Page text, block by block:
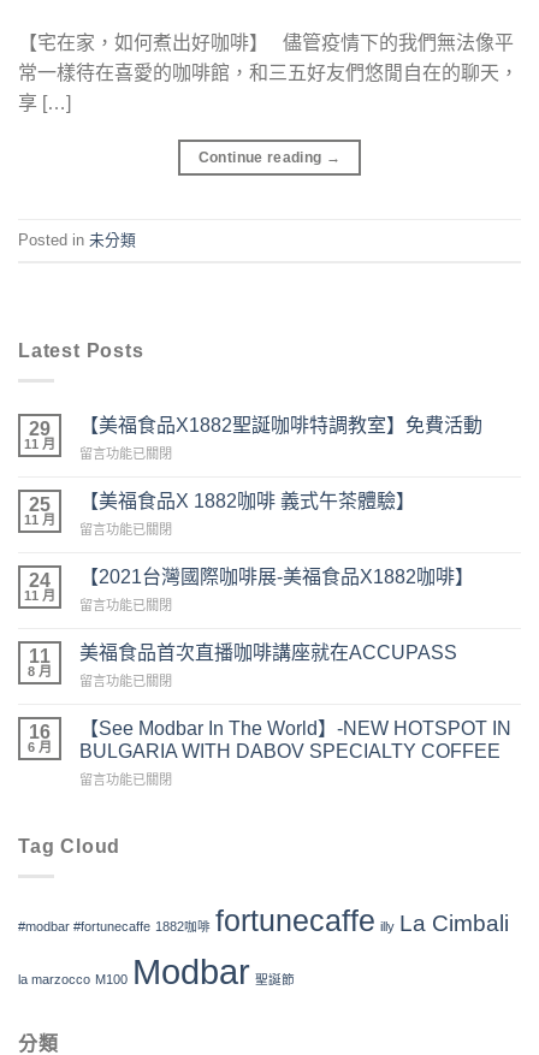
【宅在家，如何煮出好咖啡】 儘管疫情下的我們無法像平
常一樣待在喜愛的咖啡館，和三五好友們悠閒自在的聊天，
享 […]
Continue reading →
Posted in 未分類
Latest Posts
29
11 月
【美福食品X1882聖誕咖啡特調教室】免費活動
在
品
誕
咖
特
調
室】
費
活
留言功能已關閉
25
11 月
【美福食品X 1882咖啡 義式午茶體驗】
在
品
1882
咖
啡
午
茶
留言功能已關閉
24
11 月
【2021台灣國際咖啡展-美福食品X1882咖啡】
在
台
灣
國
啡
美
品
中
留言功能已關閉
11
8 月
美福食品首次直播咖啡講座就在ACCUPASS
在
食
品
首
播
座
ACCUPASS〉
留言功能已關閉
16
6 月
【See Modbar In The World】-NEW HOTSPOT IN
BULGARIA WITH DABOV SPECIALTY COFFEE
在
In
HOTSPOT
BULGARIA
WITH
留言功能已關閉
Tag Cloud
#modbar #fortunecaffe 1882咖啡 fortunecaffe illy La Cimbali
la marzocco M100 Modbar 聖誕節
分類